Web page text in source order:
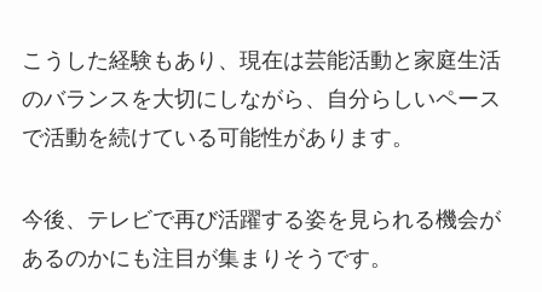
こうした経験もあり、現在は芸能活動と家庭生活
のバランスを大切にしながら、自分らしいペース
で活動を続けている可能性があります。
今後、テレビで再び活躍する姿を見られる機会が
あるのかにも注目が集まりそうです。